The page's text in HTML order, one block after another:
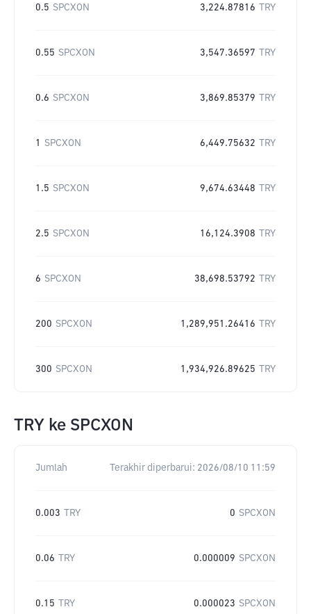
0.5 SPCXON 3,224.87816 TRY
0.55 SPCXON 3,547.36597 TRY
0.6 SPCXON 3,869.85379 TRY
1 SPCXON 6,449.75632 TRY
1.5 SPCXON 9,674.63448 TRY
2.5 SPCXON 16,124.3908 TRY
6 SPCXON 38,698.53792 TRY
200 SPCXON 1,289,951.26416 TRY
300 SPCXON 1,934,926.89625 TRY
TRY ke SPCXON
Jumlah Terakhir diperbarui: 2026/08/10 11:59
0.003 TRY 0 SPCXON
0.06 TRY 0.000009 SPCXON
0.15 TRY 0.000023 SPCXON